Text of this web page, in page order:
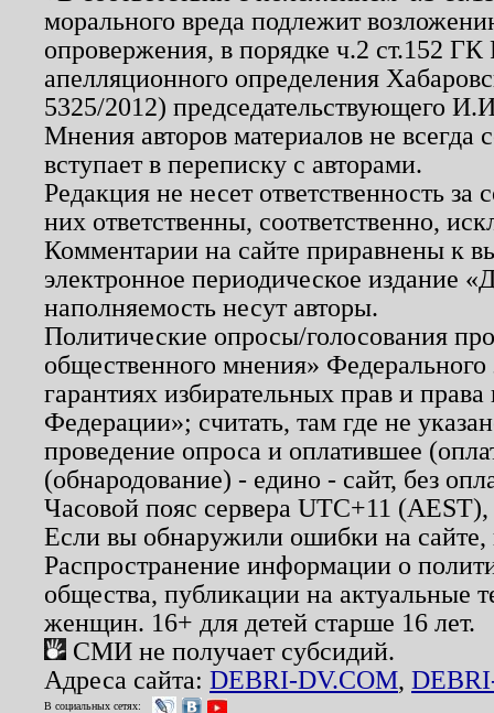
морального вреда подлежит
опровержения, в порядке ч.2 ст.152
апелляционного определения
5325/2012) председательствующего
Мнения авторов материалов не
вступает в переписку с авторами.
Редакция не несет ответственность
них ответственны, соответственно,
Комментарии на сайте приравнены к
электронное периодическое издание
наполняемость несут авторы.
Политические опросы/голосования
общественного мнения»
гарантиях избирательных прав и
Федерации»; считать, там где не
проведение опроса и оплатившее
(обнародование) - едино - сайт, без
Часовой пояс сервера UTC+11
Если вы обнаружили ошибки на
Распространение информации о
общества, публикации на актуальные
женщин. 16+ для детей старше 16 лет.
СМИ не получает субсидий.
Адреса сайта: DEBRI-DV.COM,
В социальных сетях: